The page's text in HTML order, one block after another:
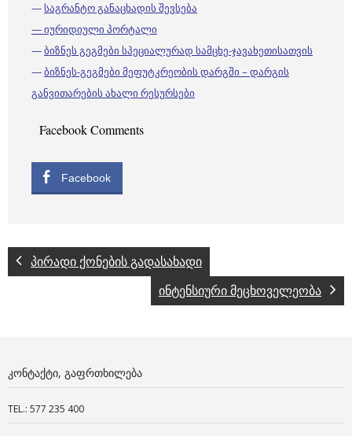
—საგრანტო განაცხადის შევსება
— იურიდიული პორტალი
—ბიზნეს გეგმები სპეციალურად სამცხე-ჯავახეთისათვის
—ბიზნეს-გეგმები მეფუტკრეობის დარგში – დარგის
განვითარების ახალი რესურსები
Facebook Comments
Facebook
პირადი ქონების გადასახადი
ინტენსიური მეცხოველეობა
ᲙᲝᲜᲢᲐᲥᲢᲘ, ᲒᲐᲤᲠᲗᲮᲘᲚᲔᲑᲐ
TEL.: 577 235 400